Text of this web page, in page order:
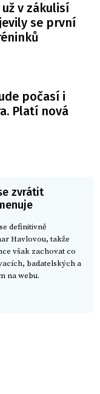
v zákulisí
se první
počasí i
Platí nová
zvrátit
definitivně
Havlovou, takže
však zachovat co
badatelských a
na webu.